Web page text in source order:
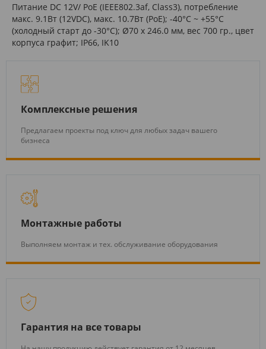
Питание DC 12V/ PoE (IEEE802.3af, Class3), потребление
макс. 9.1Вт (12VDC), макс. 10.7Вт (PoE); -40°C ~ +55°C
(холодный старт до -30°C); Ø70 x 246.0 мм, вес 700 гр., цвет
корпуса графит; IP66, IK10
Комплексные решения
Предлагаем проекты под ключ для любых задач вашего
бизнеса
Монтажные работы
Выполняем монтаж и тех. обслуживание оборудования
Гарантия на все товары